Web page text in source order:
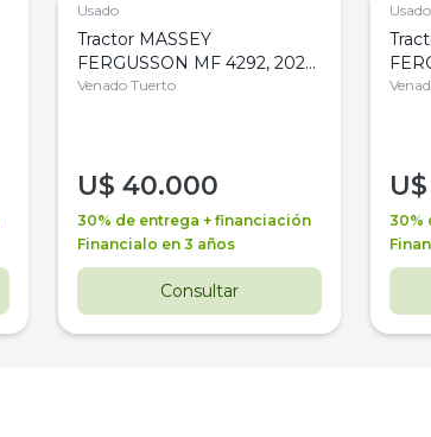
Usado
Tractor MASSEY
FERGUSSON MF 4292, 2020,
4WD, PATON
Venado Tuerto
U$ 40.000
30% de entrega + financiación
Financialo en 3 años
Consultar
Usado
U$
30%